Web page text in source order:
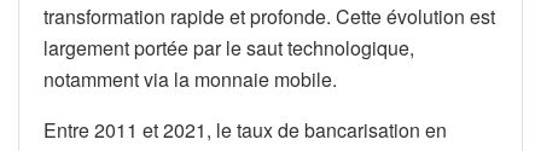
transformation rapide et profonde. Cette évolution est
largement portée par le saut technologique,
notamment via la monnaie mobile.
Entre 2011 et 2021, le taux de bancarisation en